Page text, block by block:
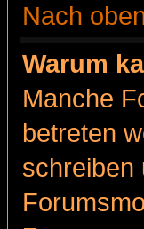
Nach
Warum
Manche
betreten
schreiben